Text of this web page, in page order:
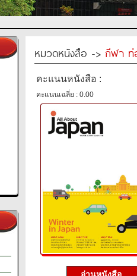
หมวดหนังสือ -> กีฬา ท่
คะแนนหนังสือ :
คะแนนเฉลี่ย : 0.00